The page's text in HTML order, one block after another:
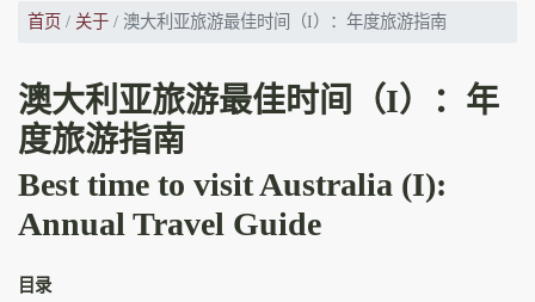
首页 关于 澳大利亚旅游最佳时间（I）：年度旅游指南
澳大利亚旅游最佳时间（I）：年
度旅游指南
Best time to visit Australia (I):
Annual Travel Guide
目录